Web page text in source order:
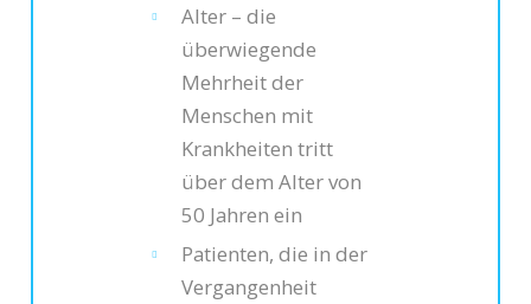
Alter – die
überwiegende
Mehrheit der
Menschen mit
Krankheiten tritt
über dem Alter von
50 Jahren ein
Patienten, die in der
Vergangenheit